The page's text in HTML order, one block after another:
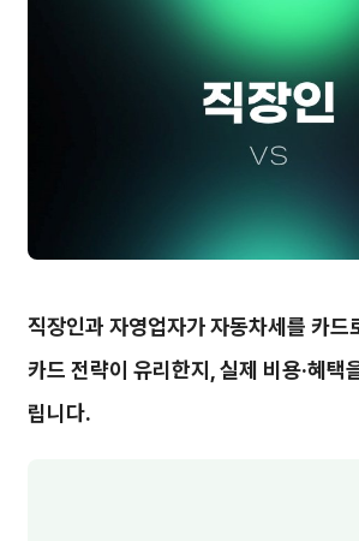
직장인과 자영업자가 자동차세를 카드
카드 전략이 유리한지, 실제 비용·혜택
립니다.